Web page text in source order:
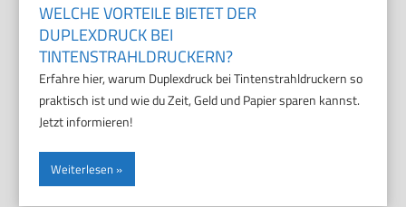
WELCHE VORTEILE BIETET DER
DUPLEXDRUCK BEI
TINTENSTRAHLDRUCKERN?
Erfahre hier, warum Duplexdruck bei Tintenstrahldruckern so
praktisch ist und wie du Zeit, Geld und Papier sparen kannst.
Jetzt informieren!
Weiterlesen